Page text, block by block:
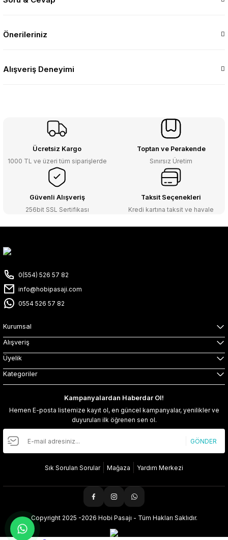
Önerileriniz
Alışveriş Deneyimi
Ücretsiz Kargo
1000 TL ve üzeri tüm siparişlerde
Toptan ve Perakende
Sınırsız Üretim
Güvenli Alışveriş
256bit SSL Sertifikası
Taksit Seçenekleri
Kredi kartına taksit ve havale
0(554) 526 57 82
info@hobipasaji.com
0554 526 57 82
Kurumsal
Alışveriş
Üyelik
Kategoriler
Kampanyalardan Haberdar Ol!
Hemen E-posta listemize kayıt ol, en güncel kampanyalar, yenilikler ve
duyuruları ilk öğrenen sen ol.
GÖNDER
Sık Sorulan Sorular Mağaza Yardım Merkezi
Copyright 2025 -2026 Hobi Pasajı - Tüm Hakları Saklıdır.